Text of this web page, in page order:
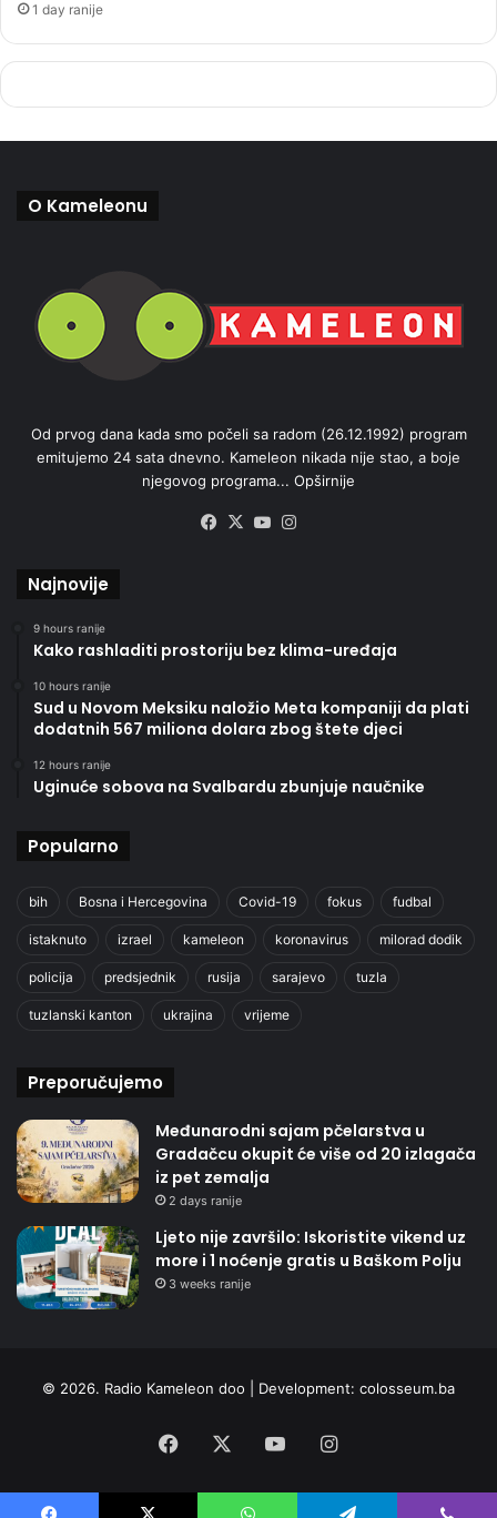
1 day ranije
O Kameleonu
Od prvog dana kada smo počeli sa radom (26.12.1992) program
emitujemo 24 sata dnevno. Kameleon nikada nije stao, a boje
njegovog programa... Opširnije
Facebook
X YouTube
Najnovije
9 hours ranije
Kako rashladiti prostoriju bez klima-uređaja
10 hours ranije
Sud u Novom Meksiku naložio Meta kompaniji da plati
dodatnih 567 miliona dolara zbog štete djeci
12 hours ranije
Uginuće sobova na Svalbardu zbunjuje naučnike
Popularno
bih Bosna i Hercegovina Covid-19 fokus fudbal
istaknuto izrael kameleon koronavirus milorad dodik
policija predsjednik rusija sarajevo tuzla
tuzlanski kanton ukrajina vrijeme
Preporučujemo
Međunarodni sajam pčelarstva u
Gradačcu okupit će više od 20 izlagača
iz pet zemalja
2 days ranije
Ljeto nije završilo: Iskoristite vikend uz
more i 1 noćenje gratis u Baškom Polju
3 weeks ranije
© 2026. Radio Kameleon doo | Development: colosseum.ba
Facebook YouTubeInstagram